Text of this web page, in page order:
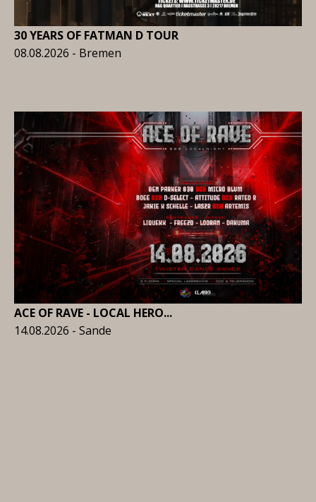
30 YEARS OF FATMAN D TOUR
08.08.2026 - Bremen
ACE OF RAVE - LOCAL HERO...
14.08.2026 - Sande